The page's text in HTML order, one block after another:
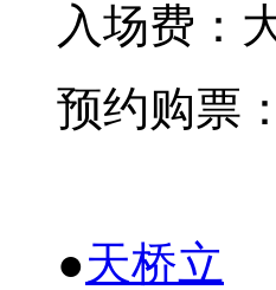
入场费 ：
预约购票：
●天桥立